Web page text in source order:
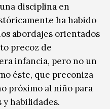
disciplina en
ha habido
abordajes orientados
precoz de
infancia, pero no un
éste, que preconiza
próximo al niño para
y habilidades.